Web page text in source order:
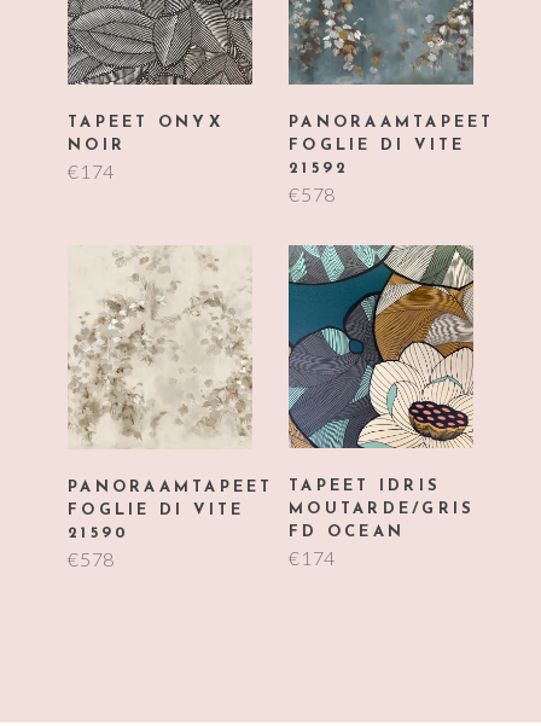
TAPEET ONYX
NOIR
€174
PANORAAMTAPEET
FOGLIE DI VITE
21592
€578
PANORAAMTAPEET
FOGLIE DI VITE
21590
€578
TAPEET IDRIS
MOUTARDE/GRIS
FD OCEAN
€174